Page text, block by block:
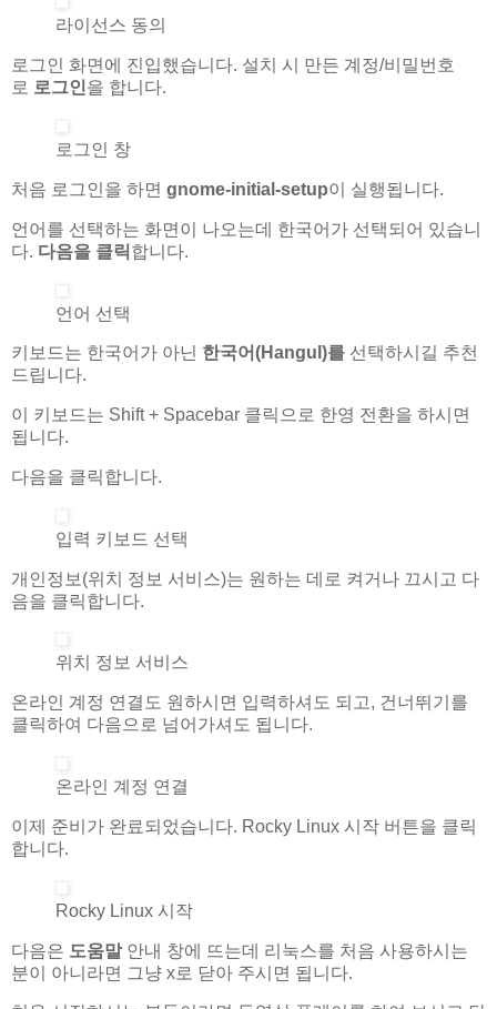
라이선스 동의
로그인 화면에 진입했습니다. 설치 시 만든 계정/비밀번호
로 로그인을 합니다.
로그인 창
처음 로그인을 하면 gnome-initial-setup이 실행됩니다.
언어를 선택하는 화면이 나오는데 한국어가 선택되어 있습니
다. 다음을 클릭 합니다.
언어 선택
키보드는 한국어가 아닌 한국어(Hangul)를 선택하시길 추천
드립니다.
이 키보드는 Shift + Spacebar 클릭으로 한영 전환을 하시면
됩니다.
다음을 클릭합니다.
입력 키보드 선택
개인정보(위치 정보 서비스)는 원하는 데로 켜거나 끄시고 다
음을 클릭합니다.
위치 정보 서비스
온라인 계정 연결도 원하시면 입력하셔도 되고, 건너뛰기를
클릭하여 다음으로 넘어가셔도 됩니다.
온라인 계정 연결
이제 준비가 완료되었습니다. Rocky Linux 시작 버튼을 클릭
합니다.
Rocky Linux 시작
다음은 도움말안내 창에 뜨는데 리눅스를 처음 사용하시는
분이 아니라면 그냥 x로 닫아 주시면 됩니다.